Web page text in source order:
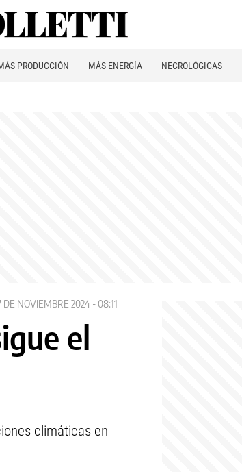
PRODUCCIÓN MÁS ENERGÍA NECROLÓGICAS
DE NOVIEMBRE 2024 - 08:11
el
climáticas en